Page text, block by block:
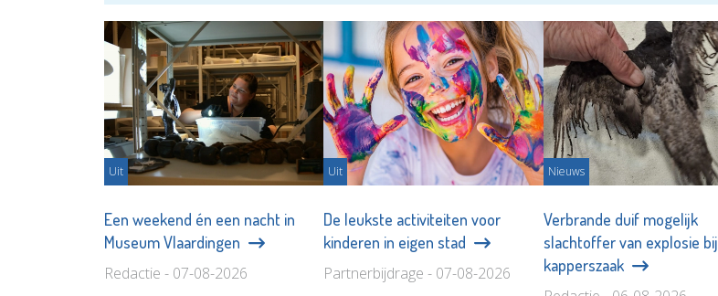
Uit
Een weekend én een nacht in
Museum Vlaardingen
Redactie - 07-08-2026
Uit
De leukste activiteiten voor
kinderen in eigen stad
Partnerbijdrage - 07-08-2026
Nieuws
Verbrande duif mogelijk
slachtoffer van explosie bij
kapperszaak